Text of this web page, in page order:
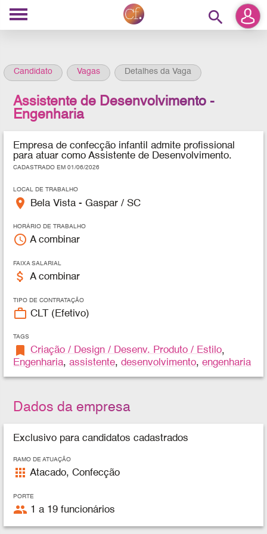
search
Candidato Vagas Detalhes da Vaga
Assistente de Desenvolvimento -
Engenharia
Empresa de confecção infantil admite profissional
para atuar como Assistente de Desenvolvimento.
CADASTRADO EM 01/06/2026
LOCAL DE TRABALHO
place Bela Vista - Gaspar / SC
HORÁRIO DE TRABALHO
access_time A combinar
FAIXA SALARIAL
attach_money A combinar
TIPO DE CONTRATAÇÃO
work_outline CLT (Efetivo)
TAGS
bookmark Criação / Design / Desenv. Produto / Estilo,
Engenharia,assistente,desenvolvimento,engenharia
Dados da empresa
Exclusivo para candidatos cadastrados
RAMO DE ATUAÇÃO
apps Atacado, Confecção
PORTE
people 1 a 19 funcionários